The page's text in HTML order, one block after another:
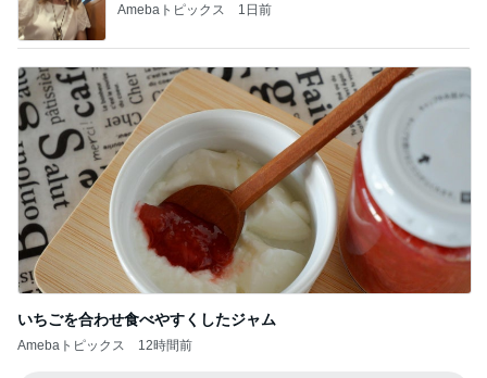
Amebaトピックス 1日前
いちごを合わせ食べやすくしたジャム
Amebaトピックス 12時間前